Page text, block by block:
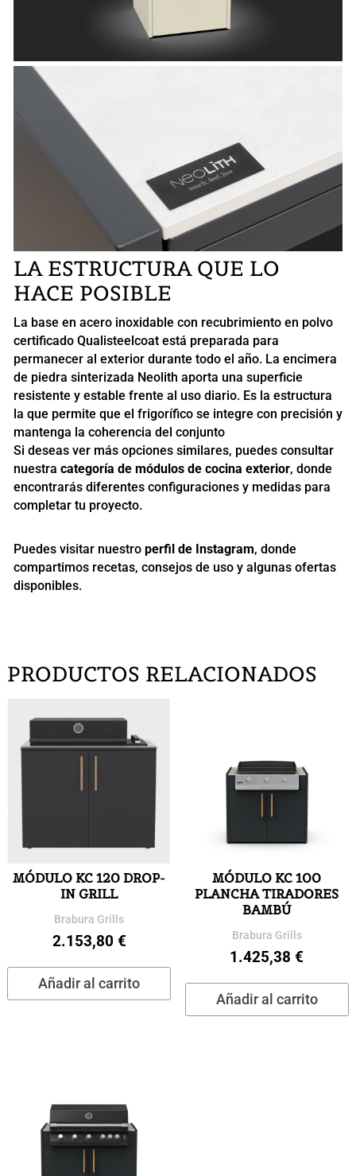
LA ESTRUCTURA QUE LO
HACE POSIBLE
La base en acero inoxidable con recubrimiento en polvo
certificado Qualisteelcoat está preparada para
permanecer al exterior durante todo el año. La encimera
de piedra sinterizada Neolith aporta una superficie
resistente y estable frente al uso diario. Es la estructura
la que permite que el frigorífico se integre con precisión y
mantenga la coherencia del conjunto
Si deseas ver más opciones similares, puedes consultar
nuestra categoría de módulos de cocina exterior, donde
encontrarás diferentes configuraciones y medidas para
completar tu proyecto.
Puedes visitar nuestro perfil de Instagram, donde
compartimos recetas, consejos de uso y algunas ofertas
disponibles.
PRODUCTOS RELACIONADOS
MÓDULO KC 120 DROP-
IN GRILL
Brabura Grills
2.153,80 €
Añadir al carrito
MÓDULO KC 100
PLANCHA TIRADORES
BAMBÚ
Brabura Grills
1.425,38€
Añadir al carrito